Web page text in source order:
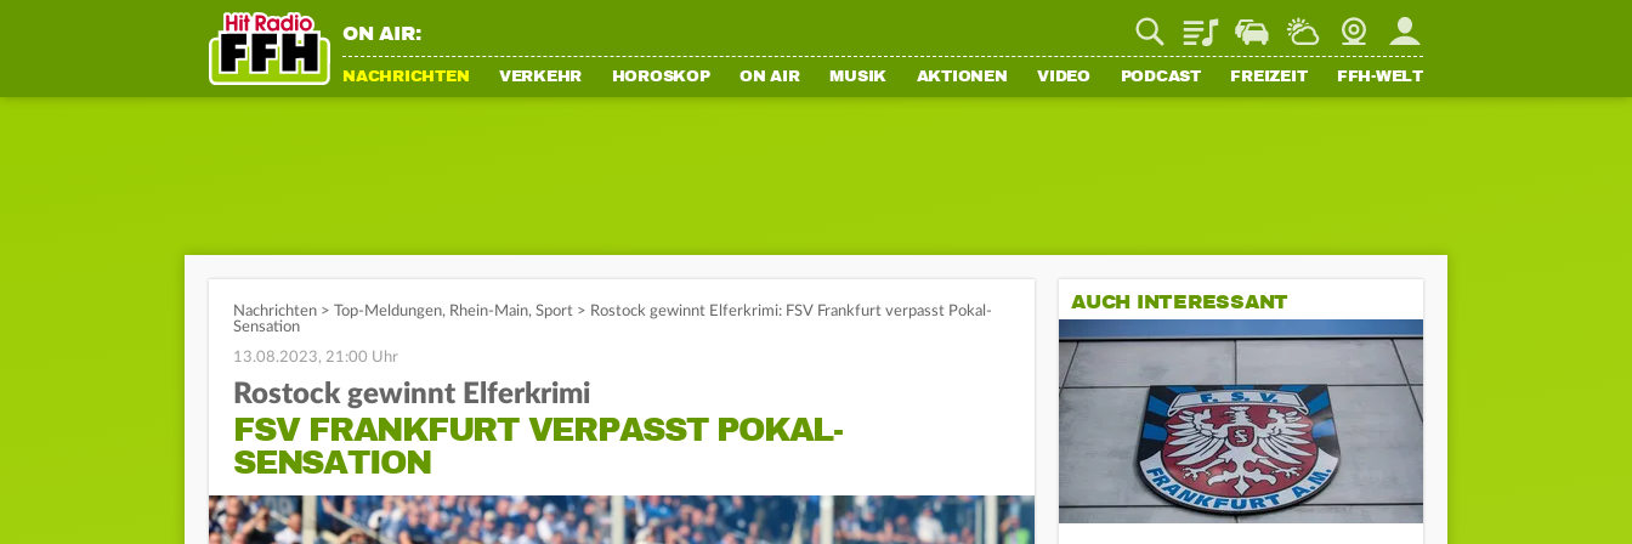
ON AIR: PlaylistStaupilotWetterWebcamMein FFH
NACHRICHTEN VERKEHR HOROSKOP ON AIR MUSIK AKTIONEN VIDEO PODCAST FREIZEIT FFH-WELT
Nachrichten > Top-Meldungen, Rhein-Main, Sport > Rostock gewinnt Elferkrimi: FSV Frankfurt verpasst Pokal-
Sensation
13.08.2023, 21:00 Uhr
Rostock gewinnt Elferkrimi
FSV FRANKFURT VERPASST POKAL-
SENSATION
AUCH INTERESSANT